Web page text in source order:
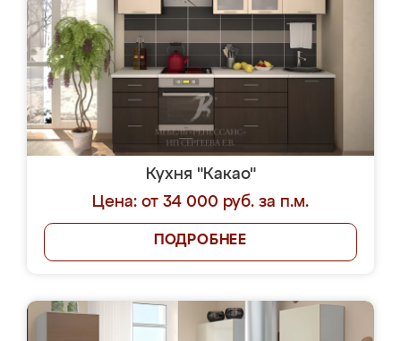
Кухня "Какао"
Цена: от 34 000 руб. за п.м.
ПОДРОБНЕЕ